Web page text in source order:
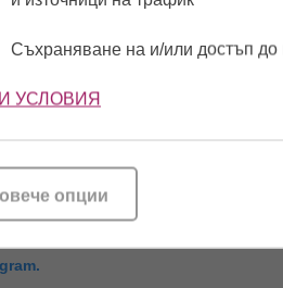
Съхраняване на и/или достъп
УСЛОВИЯ
опции